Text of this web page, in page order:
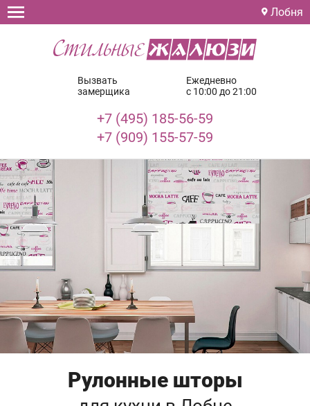
Лобня
Вызвать
замерщика
Ежедневно
с 10:00 до 21:00
+7 (495) 185-56-59
+7 (909) 155-57-59
Рулонные шторы